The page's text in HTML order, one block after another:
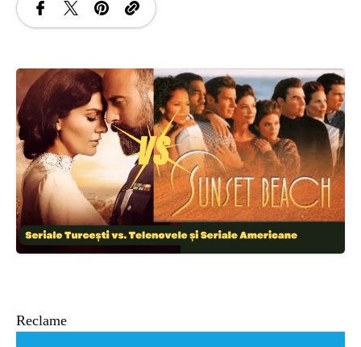
Reclame
INGRIJIRE
ISTORIE
NATURĂ
STIRI
ȘTIINȚA
ANIMALE